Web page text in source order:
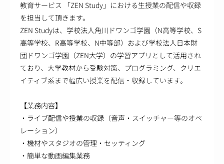
教育サービス 「ZEN Study」における生授業の配信や収録
を担当して頂きます。
ZEN Studyは、学校法人角川ドワンゴ学園（N高等学校、S
高等学校、R高等学校、N中等部）および学校法人日本財
団ドワンゴ学園（ZEN大学）の学習アプリとして活用され
ており、大学教材から受験対策、プログラミング、クリエ
イティブ系まで幅広い授業を配信・収録しています。
【業務内容】
・ライブ配信や授業の収録（音声・スイッチャー等のオペ
レーション）
・機材やスタジオの管理・セッティング
・簡単な動画編集業務